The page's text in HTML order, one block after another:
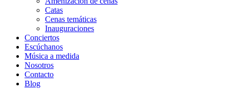
Catas
Cenas temáticas
Inauguraciones
Conciertos
Escúchanos
Música a medida
Nosotros
Contacto
Blog